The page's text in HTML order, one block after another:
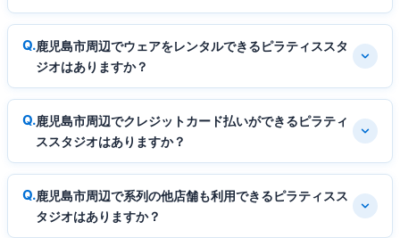
鹿児島市周辺でウェアをレンタルできるピラティススタ
ジオはありますか？
鹿児島市周辺でクレジットカード払いができるピラティ
ススタジオはありますか？
鹿児島市周辺で系列の他店舗も利用できるピラティスス
タジオはありますか？